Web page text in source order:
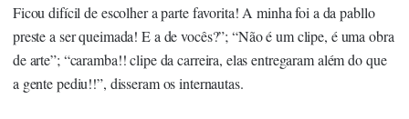
Ficou difícil de escolher a parte favorita! A minha foi a da pabllo
preste a ser queimada! E a de vocês?”; “Não é um clipe, é uma obra
de arte”; “caramba!! clipe da carreira, elas entregaram além do que
a gente pediu!!”, disseram os internautas.